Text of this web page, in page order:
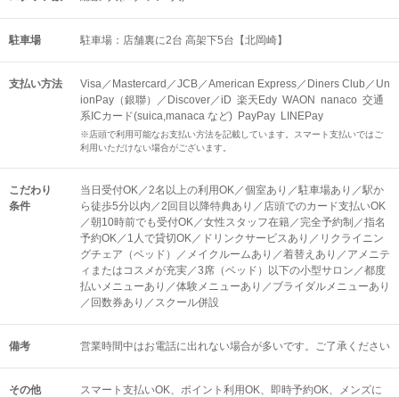
駐車場 駐車場：店舗裏に2台 高架下5台【北岡崎】
支払い方法
Visa／Mastercard／JCB／American Express／Diners Club／Un
ionPay（銀聯）／Discover／iD 楽天Edy WAON nanaco 交通
系ICカード(suica,manaca など) PayPay LINEPay
※店頭で利用可能なお支払い方法を記載しています。スマート支払いではご
利用いただけない場合がございます。
こだわり
条件
当日受付OK／2名以上の利用OK／個室あり／駐車場あり／駅か
ら徒歩5分以内／2回目以降特典あり／店頭でのカード支払いOK
／朝10時前でも受付OK／女性スタッフ在籍／完全予約制／指名
予約OK／1人で貸切OK／ドリンクサービスあり／リクライニン
グチェア（ベッド）／メイクルームあり／着替えあり／アメニテ
ィまたはコスメが充実／3席（ベッド）以下の小型サロン／都度
払いメニューあり／体験メニューあり／ブライダルメニューあり
／回数券あり／スクール併設
備考 営業時間中はお電話に出れない場合が多いです。ご了承ください
その他 スマート支払いOK ポイント利用OK 即時予約OK
メンズに